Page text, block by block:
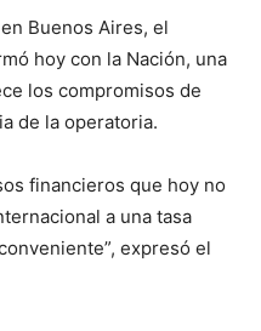
Buenos Aires, el
hoy con la Nación, una
los compromisos de
de la operatoria.
financieros que hoy no
a una tasa
expresó el